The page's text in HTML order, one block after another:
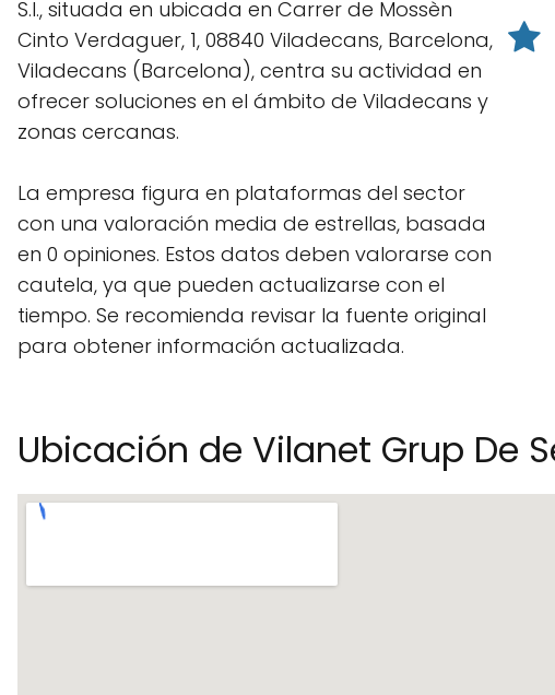
S.l., situada en ubicada en Carrer de Mossèn
Cinto Verdaguer, 1, 08840 Viladecans, Barcelona,
Viladecans (Barcelona), centra su actividad en
ofrecer soluciones en el ámbito de Viladecans y
zonas cercanas.
La empresa figura en plataformas del sector
con una valoración media de estrellas, basada
en 0 opiniones. Estos datos deben valorarse con
cautela, ya que pueden actualizarse con el
tiempo. Se recomienda revisar la fuente original
para obtener información actualizada.
Ubicación de Vilanet Grup De